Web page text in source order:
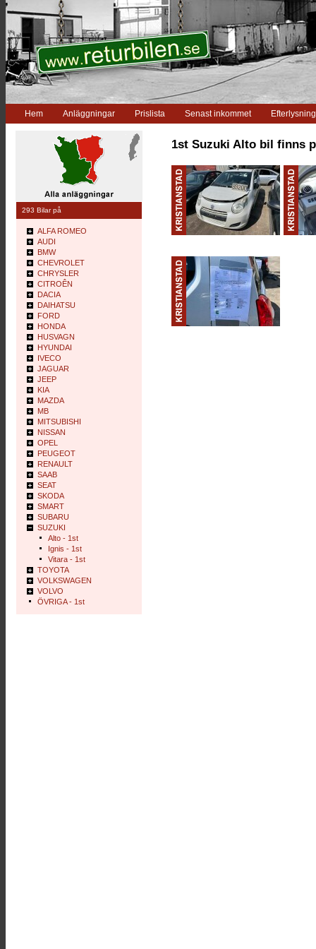
Hem Anläggningar Prislista Senast inkommet Efterlysning
1st Suzuki Alto bil finns
293 Bilar på
ALFA ROMEO
AUDI
BMW
CHEVROLET
CHRYSLER
CITROÊN
DACIA
DAIHATSU
FORD
HONDA
HUSVAGN
HYUNDAI
IVECO
JAGUAR
JEEP
KIA
MAZDA
MB
MITSUBISHI
NISSAN
OPEL
PEUGEOT
RENAULT
SAAB
SEAT
SKODA
SMART
SUBARU
SUZUKI
Alto - 1st
Ignis - 1st
Vitara - 1st
TOYOTA
VOLKSWAGEN
VOLVO
ÖVRIGA - 1st